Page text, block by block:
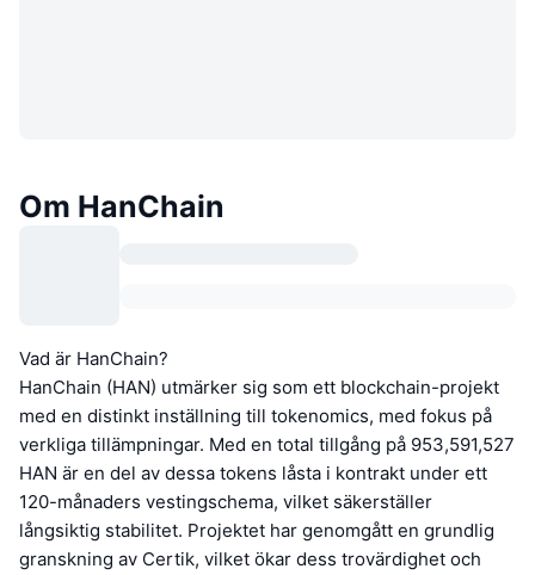
Om HanChain
Vad är HanChain?
HanChain (HAN) utmärker sig som ett blockchain-projekt
med en distinkt inställning till tokenomics, med fokus på
verkliga tillämpningar. Med en total tillgång på 953,591,527
HAN är en del av dessa tokens låsta i kontrakt under ett
120-månaders vestingschema, vilket säkerställer
långsiktig stabilitet. Projektet har genomgått en grundlig
granskning av Certik, vilket ökar dess trovärdighet och